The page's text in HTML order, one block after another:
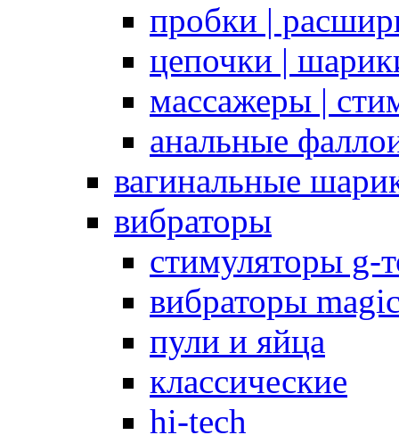
пробки |
цепочки |
массажеры |
анальные
вагинальные
вибраторы
стимуляторы g-
вибраторы
пули и яйца
классические
hi-tech